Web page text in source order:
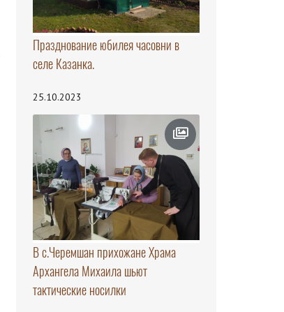
Празднование юбилея часовни в
селе Казанка.
25.10.2023
В с.Черемшан прихожане Храма
Архангела Михаила шьют
тактические носилки